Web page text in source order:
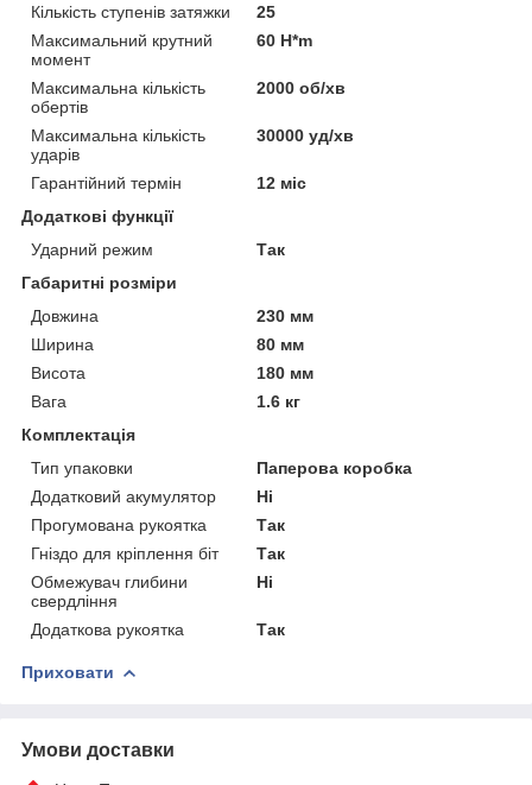
Кількість ступенів затяжки
25
Максимальний крутний
момент
60 H*m
Максимальна кількість
обертів
2000 об/хв
Максимальна кількість
ударів
30000 уд/хв
Гарантійний термін
12 міс
Додаткові функції
Ударний режим
Так
Габаритні розміри
Довжина
230 мм
Ширина
80 мм
Висота
180 мм
Вага
1.6 кг
Комплектація
Тип упаковки
Паперова коробка
Додатковий акумулятор
Ні
Прогумована рукоятка
Так
Гніздо для кріплення біт
Так
Обмежувач глибини
свердління
Ні
Додаткова рукоятка Так
Приховати
Умови доставки